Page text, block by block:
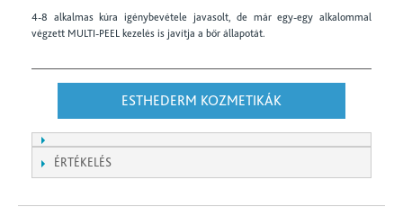
4-8 alkalmas kúra igénybevétele javasolt, de már egy-egy alkalommal
végzett MULTI-PEEL kezelés is javítja a bőr állapotát.
ESTHEDERM KOZMETIKÁK
ÉRTÉKELÉS